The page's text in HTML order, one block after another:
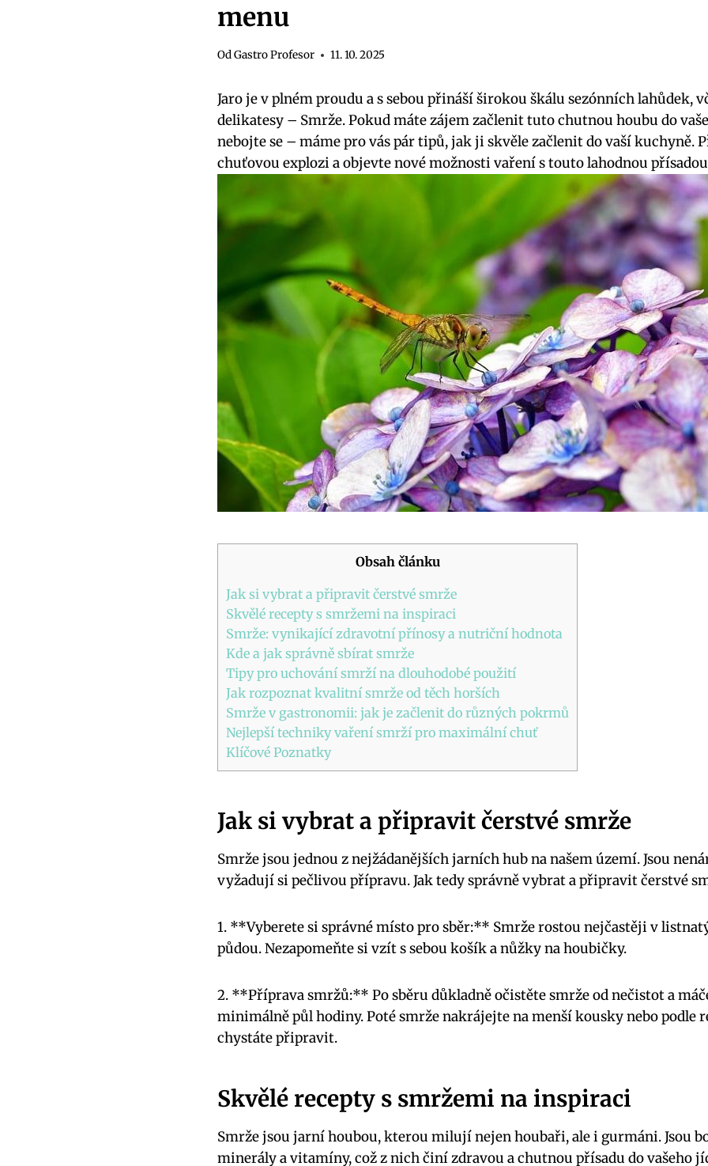
menu
OdGastro Profesor 11. 10. 2025
Jaro je v plném proudu a s sebou přináší širokou škálu sezónních lahůdek,
delikatesy – Smrže. Pokud máte zájem začlenit tuto chutnou houbu do
nebojte se – máme pro vás pár tipů, jak ji skvěle začlenit do vaší kuchyně.
chuťovou explozi a objevte nové možnosti vaření s touto lahodnou
Obsah článku
Jak si vybrat a připravit čerstvé smrže
Skvělé recepty s smržemi na inspiraci
Smrže: vynikající zdravotní přínosy a nutriční hodnota
Kde a jak správně sbírat smrže
Tipy pro uchování smrží na dlouhodobé použití
Jak rozpoznat kvalitní smrže od těch horších
Smrže v gastronomii: jak je začlenit do různých pokrmů
Nejlepší techniky vaření smrží pro maximální chuť
Klíčové Poznatky
Jak si vybrat a připravit čerstvé smrže
Smrže jsou jednou z nejžádanějších jarních hub na našem území. Jsou
vyžadují si pečlivou přípravu. Jak tedy správně vybrat a připravit čerstvé
1. **Vyberete si správné místo pro sběr:** Smrže rostou nejčastěji v
půdou. Nezapomeňte si vzít s sebou košík a nůžky na houbičky.
2. **Příprava smržů:** Po sběru důkladně očistěte smrže od nečistot a
minimálně půl hodiny. Poté smrže nakrájejte na menší kousky nebo podle
chystáte připravit.
Skvělé recepty s smržemi na inspiraci
Smrže jsou jarní houbou, kterou milují nejen houbaři, ale i gurmáni. Jsou
minerály a vitamíny, což z nich činí zdravou a chutnou přísadu do vašeho